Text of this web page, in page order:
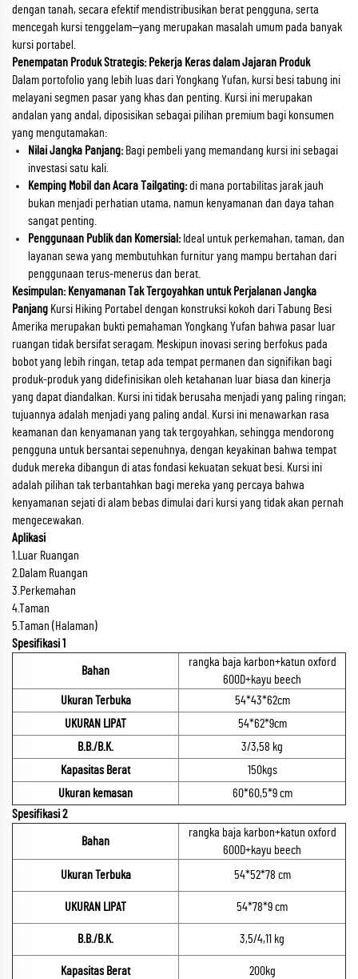
dengan tanah, secara efektif mendistribusikan berat pengguna, serta
mencegah kursi tenggelam—yang merupakan masalah umum pada banyak
kursi portabel.
Penempatan Produk Strategis: Pekerja Keras dalam Jajaran Produk
Dalam portofolio yang lebih luas dari Yongkang Yufan, kursi besi tabung ini
melayani segmen pasar yang khas dan penting. Kursi ini merupakan
andalan yang andal, diposisikan sebagai pilihan premium bagi konsumen
yang mengutamakan:
Nilai Jangka Panjang: Bagi pembeli yang memandang kursi ini sebagai
investasi satu kali.
Kemping Mobil dan Acara Tailgating:di mana portabilitas jarak jauh
bukan menjadi perhatian utama, namun kenyamanan dan daya tahan
sangat penting.
Penggunaan Publik dan Komersial: Ideal untuk perkemahan, taman, dan
layanan sewa yang membutuhkan furnitur yang mampu bertahan dari
penggunaan terus-menerus dan berat.
Kesimpulan: Kenyamanan Tak Tergoyahkan untuk Perjalanan Jangka
Panjang Kursi Hiking Portabel dengan konstruksi kokoh dari Tabung Besi
Amerika merupakan bukti pemahaman Yongkang Yufan bahwa pasar luar
ruangan tidak bersifat seragam. Meskipun inovasi sering berfokus pada
bobot yang lebih ringan, tetap ada tempat permanen dan signifikan bagi
produk-produk yang didefinisikan oleh ketahanan luar biasa dan kinerja
yang dapat diandalkan. Kursi ini tidak berusaha menjadi yang paling ringan;
tujuannya adalah menjadi yang paling andal. Kursi ini menawarkan rasa
keamanan dan kenyamanan yang tak tergoyahkan, sehingga mendorong
pengguna untuk bersantai sepenuhnya, dengan keyakinan bahwa tempat
duduk mereka dibangun di atas fondasi kekuatan sekuat besi. Kursi ini
adalah pilihan tak terbantahkan bagi mereka yang percaya bahwa
kenyamanan sejati di alam bebas dimulai dari kursi yang tidak akan pernah
mengecewakan.
Aplikasi
1.Luar Ruangan
2.Dalam Ruangan
3.Perkemahan
4.Taman
5.Taman (Halaman)
Spesifikasi 1
Bahan
rangka baja karbon+katun oxford
600D+kayu beech
Ukuran Terbuka
54*43*62cm
UKURAN LIPAT
54*62*9cm
B.B./B.K.
3/3,58 kg
Kapasitas Berat
150kgs
Ukuran kemasan
60*60,5*9 cm
Spesifikasi 2
Bahan
rangka baja karbon+katun oxford
600D+kayu beech
Ukuran Terbuka
54*52*78 cm
UKURAN LIPAT 54*78*9 cm
B.B./B.K. 3,5/4,11 kg
Kapasitas Berat 200kg